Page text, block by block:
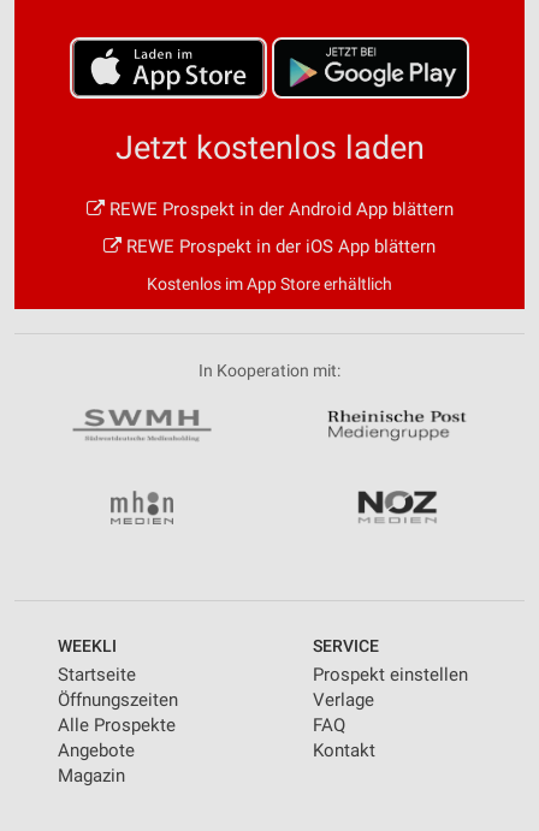
Jetzt kostenlos laden
REWE Prospekt in der Android App blättern
REWE Prospekt in der iOS App blättern
Kostenlos im App Store erhältlich
In Kooperation mit:
WEEKLI
Startseite
Öffnungszeiten
Alle Prospekte
Angebote
Magazin
SERVICE
Prospekt einstellen
Verlage
FAQ
Kontakt